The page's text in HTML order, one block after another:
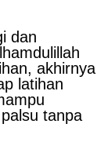
dan
akhirnya
latihan
tanpa